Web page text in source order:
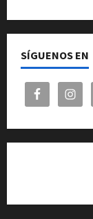
SÍGUENOS EN